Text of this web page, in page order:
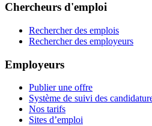
Chercheurs d'emploi
Rechercher des emplois
Rechercher des employeurs
Employeurs
Publier une offre
Système de suivi des
Nos tarifs
Sites d’emploi